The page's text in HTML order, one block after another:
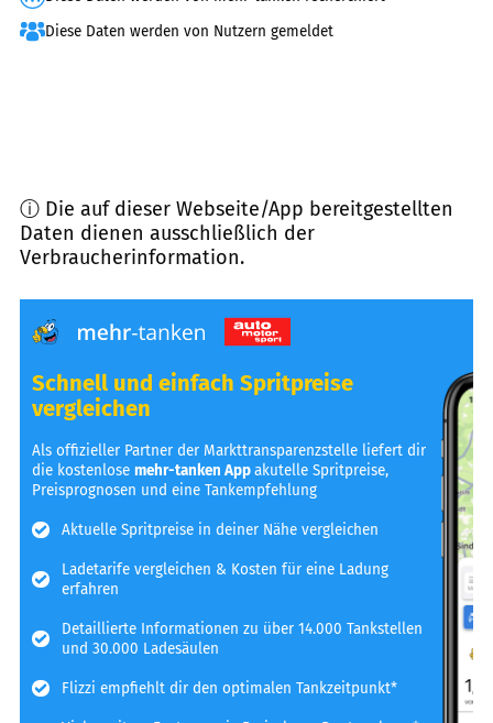
Diese Daten werden von Nutzern gemeldet
ⓘ Die auf dieser Webseite/App bereitgestellten
Daten dienen ausschließlich der
Verbraucherinformation.
Schnell und einfach Spritpreise
vergleichen
Als offizieller Partner der Markttransparenzstelle liefert dir
die kostenlosemehr-tanken Appakutelle Spritpreise,
Preisprognosen und eine Tankempfehlung
Aktuelle Spritpreise in deiner Nähe vergleichen
Ladetarife vergleichen & Kosten für eine Ladung
erfahren
Detaillierte Informationen zu über 14.000 Tankstellen
und 30.000 Ladesäulen
Flizzi empfiehlt dir den optimalen Tankzeitpunkt*